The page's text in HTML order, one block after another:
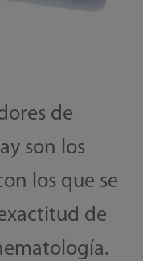
de
son los
los que se
de